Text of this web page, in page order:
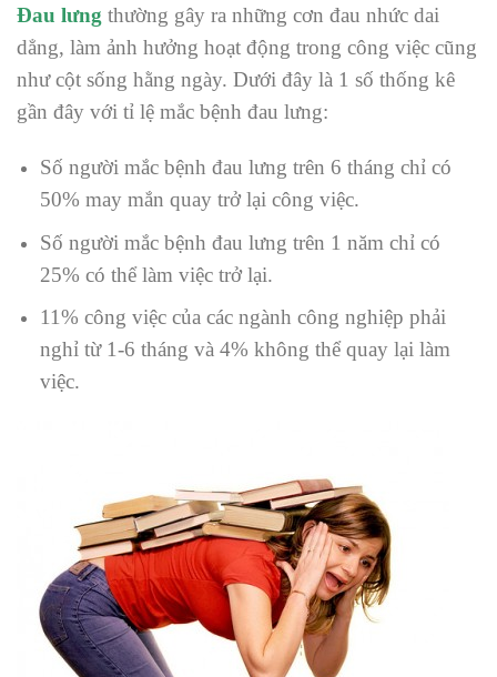
Đau lưng thường gây ra những cơn đau nhức dai
dẳng, làm ảnh hưởng hoạt động trong công việc cũng
như cột sống hằng ngày. Dưới đây là 1 số thống kê
gần đây với tỉ lệ mắc bệnh đau lưng:
Số người mắc bệnh đau lưng trên 6 tháng chỉ có
50% may mắn quay trở lại công việc.
Số người mắc bệnh đau lưng trên 1 năm chỉ có
25% có thể làm việc trở lại.
11% công việc của các ngành công nghiệp phải
nghỉ từ 1-6 tháng và 4% không thể quay lại làm
việc.